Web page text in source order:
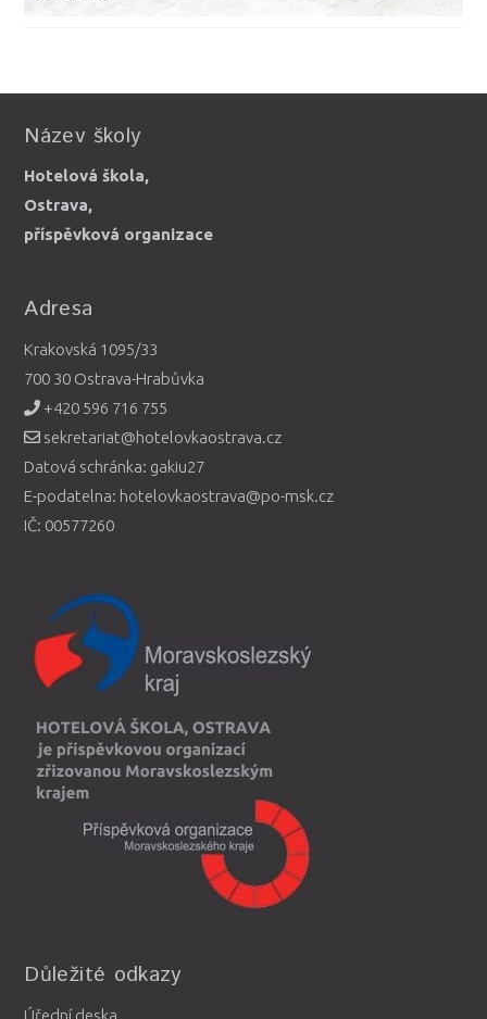
Název školy
Hotelová škola,
Ostrava,
příspěvková organizace
Adresa
Krakovská 1095/33
700 30 Ostrava-Hrabůvka
+420 596 716 755
sekretariat@hotelovkaostrava.cz
Datová schránka: gakiu27
E-podatelna: hotelovkaostrava@po-msk.cz
IČ: 00577260
Důležité odkazy
Úřední deska